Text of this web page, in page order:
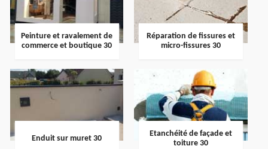
Peinture et ravalement de
commerce et boutique 30
Réparation de fissures et
micro-fissures 30
Enduit sur muret 30
Etanchéité de façade et
toiture 30